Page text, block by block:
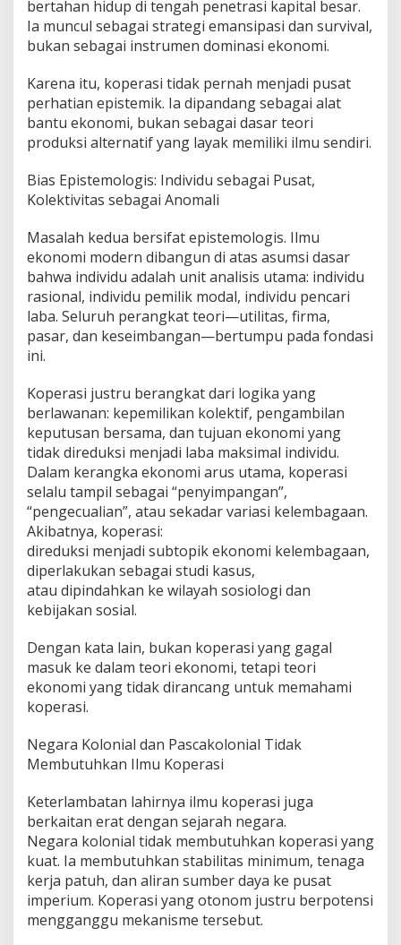
bertahan hidup di tengah penetrasi kapital besar.
Ia muncul sebagai strategi emansipasi dan survival,
bukan sebagai instrumen dominasi ekonomi.
Karena itu, koperasi tidak pernah menjadi pusat
perhatian epistemik. Ia dipandang sebagai alat
bantu ekonomi, bukan sebagai dasar teori
produksi alternatif yang layak memiliki ilmu sendiri.
Bias Epistemologis: Individu sebagai Pusat,
Kolektivitas sebagai Anomali
Masalah kedua bersifat epistemologis. Ilmu
ekonomi modern dibangun di atas asumsi dasar
bahwa individu adalah unit analisis utama: individu
rasional, individu pemilik modal, individu pencari
laba. Seluruh perangkat teori—utilitas, firma,
pasar, dan keseimbangan—bertumpu pada fondasi
ini.
Koperasi justru berangkat dari logika yang
berlawanan: kepemilikan kolektif, pengambilan
keputusan bersama, dan tujuan ekonomi yang
tidak direduksi menjadi laba maksimal individu.
Dalam kerangka ekonomi arus utama, koperasi
selalu tampil sebagai “penyimpangan”,
“pengecualian”, atau sekadar variasi kelembagaan.
Akibatnya, koperasi:
direduksi menjadi subtopik ekonomi kelembagaan,
diperlakukan sebagai studi kasus,
atau dipindahkan ke wilayah sosiologi dan
kebijakan sosial.
Dengan kata lain, bukan koperasi yang gagal
masuk ke dalam teori ekonomi, tetapi teori
ekonomi yang tidak dirancang untuk memahami
koperasi.
Negara Kolonial dan Pascakolonial Tidak
Membutuhkan Ilmu Koperasi
Keterlambatan lahirnya ilmu koperasi juga
berkaitan erat dengan sejarah negara.
Negara kolonial tidak membutuhkan koperasi yang
kuat. Ia membutuhkan stabilitas minimum, tenaga
kerja patuh, dan aliran sumber daya ke pusat
imperium. Koperasi yang otonom justru berpotensi
mengganggu mekanisme tersebut.